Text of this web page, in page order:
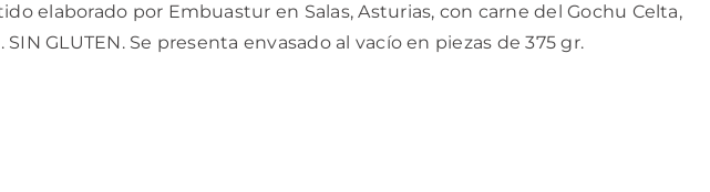
elaborado por Embuastur en Salas, Asturias, con carne del Gochu Celta,
GLUTEN. Se presenta envasado al vacío en piezas de 375 gr.